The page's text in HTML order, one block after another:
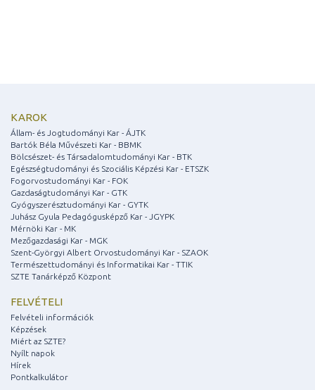
KAROK
Állam- és Jogtudományi Kar - ÁJTK
Bartók Béla Művészeti Kar - BBMK
Bölcsészet- és Társadalomtudományi Kar - BTK
Egészségtudományi és Szociális Képzési Kar - ETSZK
Fogorvostudományi Kar - FOK
Gazdaságtudományi Kar - GTK
Gyógyszerésztudományi Kar - GYTK
Juhász Gyula Pedagógusképző Kar - JGYPK
Mérnöki Kar - MK
Mezőgazdasági Kar - MGK
Szent-Györgyi Albert Orvostudományi Kar - SZAOK
Természettudományi és Informatikai Kar - TTIK
SZTE Tanárképző Központ
FELVÉTELI
Felvételi információk
Képzések
Miért az SZTE?
Nyílt napok
Hírek
Pontkalkulátor